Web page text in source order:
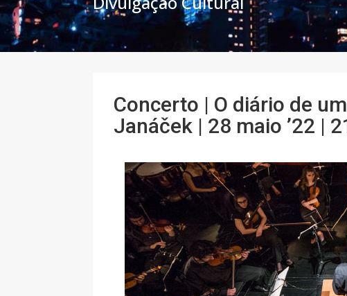
Concerto | O diário de
Janáček | 28 maio ’22 |